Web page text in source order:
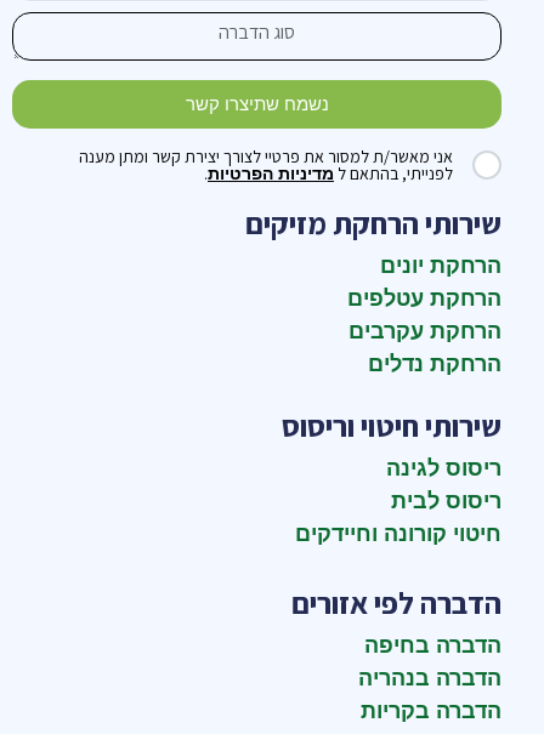
אני מאשר/ת למסור את פרטיי לצורך יצירת קשר ומתן מענה
לפנייתי, בהתאם ל מדיניות הפרטיות.
נשמח שתיצרו קשר
שירותי הרחקת מזיקים
הרחקת יונים
הרחקת עטלפים
הרחקת עקרבים
הרחקת נדלים
שירותי חיטוי וריסוס
ריסוס לגינה
ריסוס לבית
חיטוי קורונה וחיידקים
הדברה לפי אזורים
הדברה בחיפה
הדברה בנהריה
הדברה בקריות